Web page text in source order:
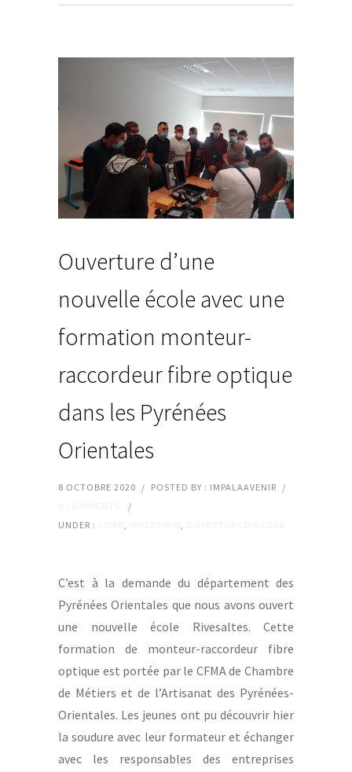
Ouverture d’une
nouvelle école avec une
formation monteur-
raccordeur fibre optique
dans les Pyrénées
Orientales
8 OCTOBRE 2020 / POSTED BY : IMPALAAVENIR /
/
UNDER :
, ,
C’est à la demande du département des
Pyrénées Orientales que nous avons ouvert
une nouvelle école Rivesaltes. Cette
formation de monteur-raccordeur fibre
optique est portée par le CFMA de Chambre
de Métiers et de l’Artisanat des Pyrénées-
Orientales. Les jeunes ont pu découvrir hier
la soudure avec leur formateur et échanger
avec les responsables des entreprises